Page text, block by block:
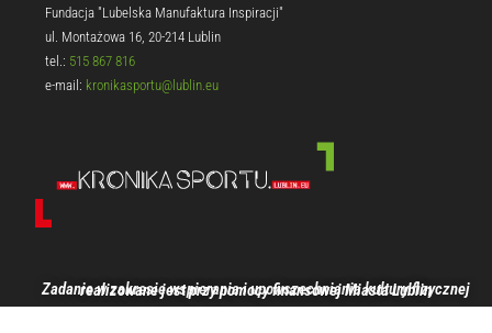
Fundacja "Lubelska Manufaktura Inspiracji"
ul. Montażowa 16, 20-214 Lublin
tel.: 515 867 816
e-mail: kronikasportu@lublin.eu
Zadanie w zakresie wspierania i upowszechniania kultury fizycznej realizowane jest przy pomocy finansowej Miasta Lublin